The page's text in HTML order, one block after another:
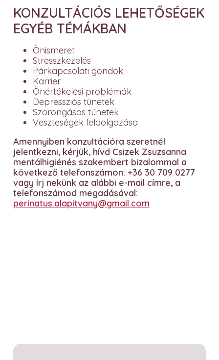
KONZULTÁCIÓS LEHETŐSÉGEK
EGYÉB TÉMÁKBAN
Önismeret
Stresszkezelés
Párkapcsolati gondok
Karrier
Önértékelési problémák
Depressziós tünetek
Szorongásos tünetek
Veszteségek feldolgozása
Amennyiben konzultációra szeretnél
jelentkezni, kérjük, hívd Csizek Zsuzsanna
mentálhigiénés szakembert bizalommal a
következő telefonszámon: +36 30 709 0277
vagy írj nekünk az alábbi e-mail címre, a
telefonszámod megadásával:
perinatus.alapitvany@gmail.com